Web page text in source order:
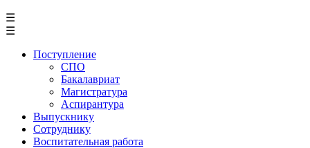
☰
☰
Поступление
СПО
Бакалавриат
Магистратура
Аспирантура
Выпускнику
Сотруднику
Воспитательная работа